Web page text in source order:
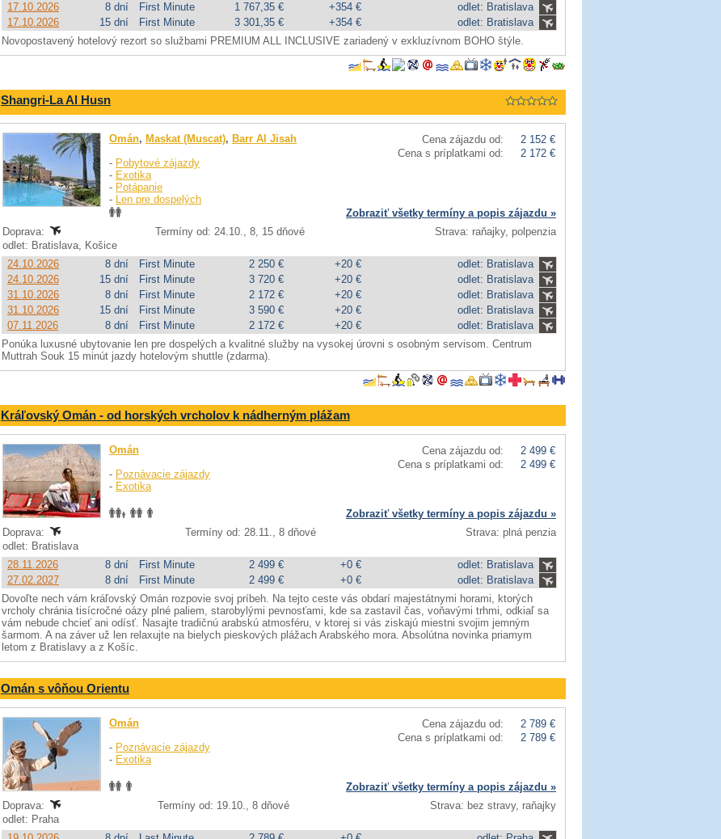
17.10.2026
8 dní First Minute 1 767,35 € +354 €
odlet: Bratislava
17.10.2026
15 dní First Minute 3 301,35 € +354 €
odlet: Bratislava
Novopostavený hotelový rezort so službami PREMIUM ALL INCLUSIVE zariadený v exkluzívnom BOHO štýle.
Shangri-La Al Husn
Cena zájazdu od:
2 152 €
Cena s príplatkami od:
2 172 €
Omán, Maskat (Muscat), Barr Al Jisah
- Pobytové zájazdy
- Exotika
- Potápanie
- Len pre dospelých
Zobraziť všetky termíny a popis zájazdu »
Doprava:
Termíny od: 24.10., 8, 15 dňové
Strava: raňajky, polpenzia
odlet: Bratislava, Košice
24.10.2026
8 dní First Minute 2 250 € +20 €
odlet: Bratislava
24.10.2026
15 dní First Minute 3 720 € +20 €
odlet: Bratislava
31.10.2026
8 dní First Minute 2 172 € +20 €
odlet: Bratislava
31.10.2026
15 dní First Minute 3 590 € +20 €
odlet: Bratislava
07.11.2026
8 dní First Minute 2 172 € +20 €
odlet: Bratislava
Ponúka luxusné ubytovanie len pre dospelých a kvalitné služby na vysokej úrovni s osobným servisom. Centrum
Muttrah Souk 15 minút jazdy hotelovým shuttle (zdarma).
Kráľovský Omán - od horských vrcholov k nádherným plážam
Cena zájazdu od:
2 499 €
Cena s príplatkami od:
2 499 €
Omán
- Poznávacie zájazdy
- Exotika
Zobraziť všetky termíny a popis zájazdu »
Doprava:
Termíny od: 28.11., 8 dňové
Strava: plná penzia
odlet: Bratislava
28.11.2026
8 dní First Minute 2 499 € +0 €
odlet: Bratislava
27.02.2027
8 dní First Minute 2 499 € +0 €
odlet: Bratislava
Dovoľte nech vám kráľovský Omán rozpovie svoj príbeh. Na tejto ceste vás obdarí majestátnymi horami, ktorých
vrcholy chránia tisícročné oázy plné paliem, starobylými pevnosťami, kde sa zastavil čas, voňavými trhmi, odkiaľ sa
vám nebude chcieť ani odísť. Nasajte tradičnú arabskú atmosféru, v ktorej si vás ziskajú miestni svojim jemným
šarmom. A na záver už len relaxujte na bielych pieskových plážach Arabského mora. Absolútna novinka priamym
letom z Bratislavy a z Košíc.
Omán s vôňou Orientu
Cena zájazdu od:
2 789 €
Cena s príplatkami od:
2 789 €
Omán
- Poznávacie zájazdy
- Exotika
Zobraziť všetky termíny a popis zájazdu »
Doprava:
Termíny od: 19.10., 8 dňové
Strava: bez stravy, raňajky
odlet: Praha